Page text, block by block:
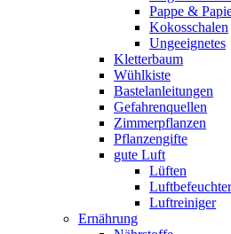
Pappe &
Kokosschalen
Ungeeignetes
Kletterbaum
Wühlkiste
Bastelanleitungen
Gefahrenquellen
Zimmerpflanzen
Pflanzengifte
gute Luft
Lüften
Luftbefeuchter
Luftreiniger
Ernährung